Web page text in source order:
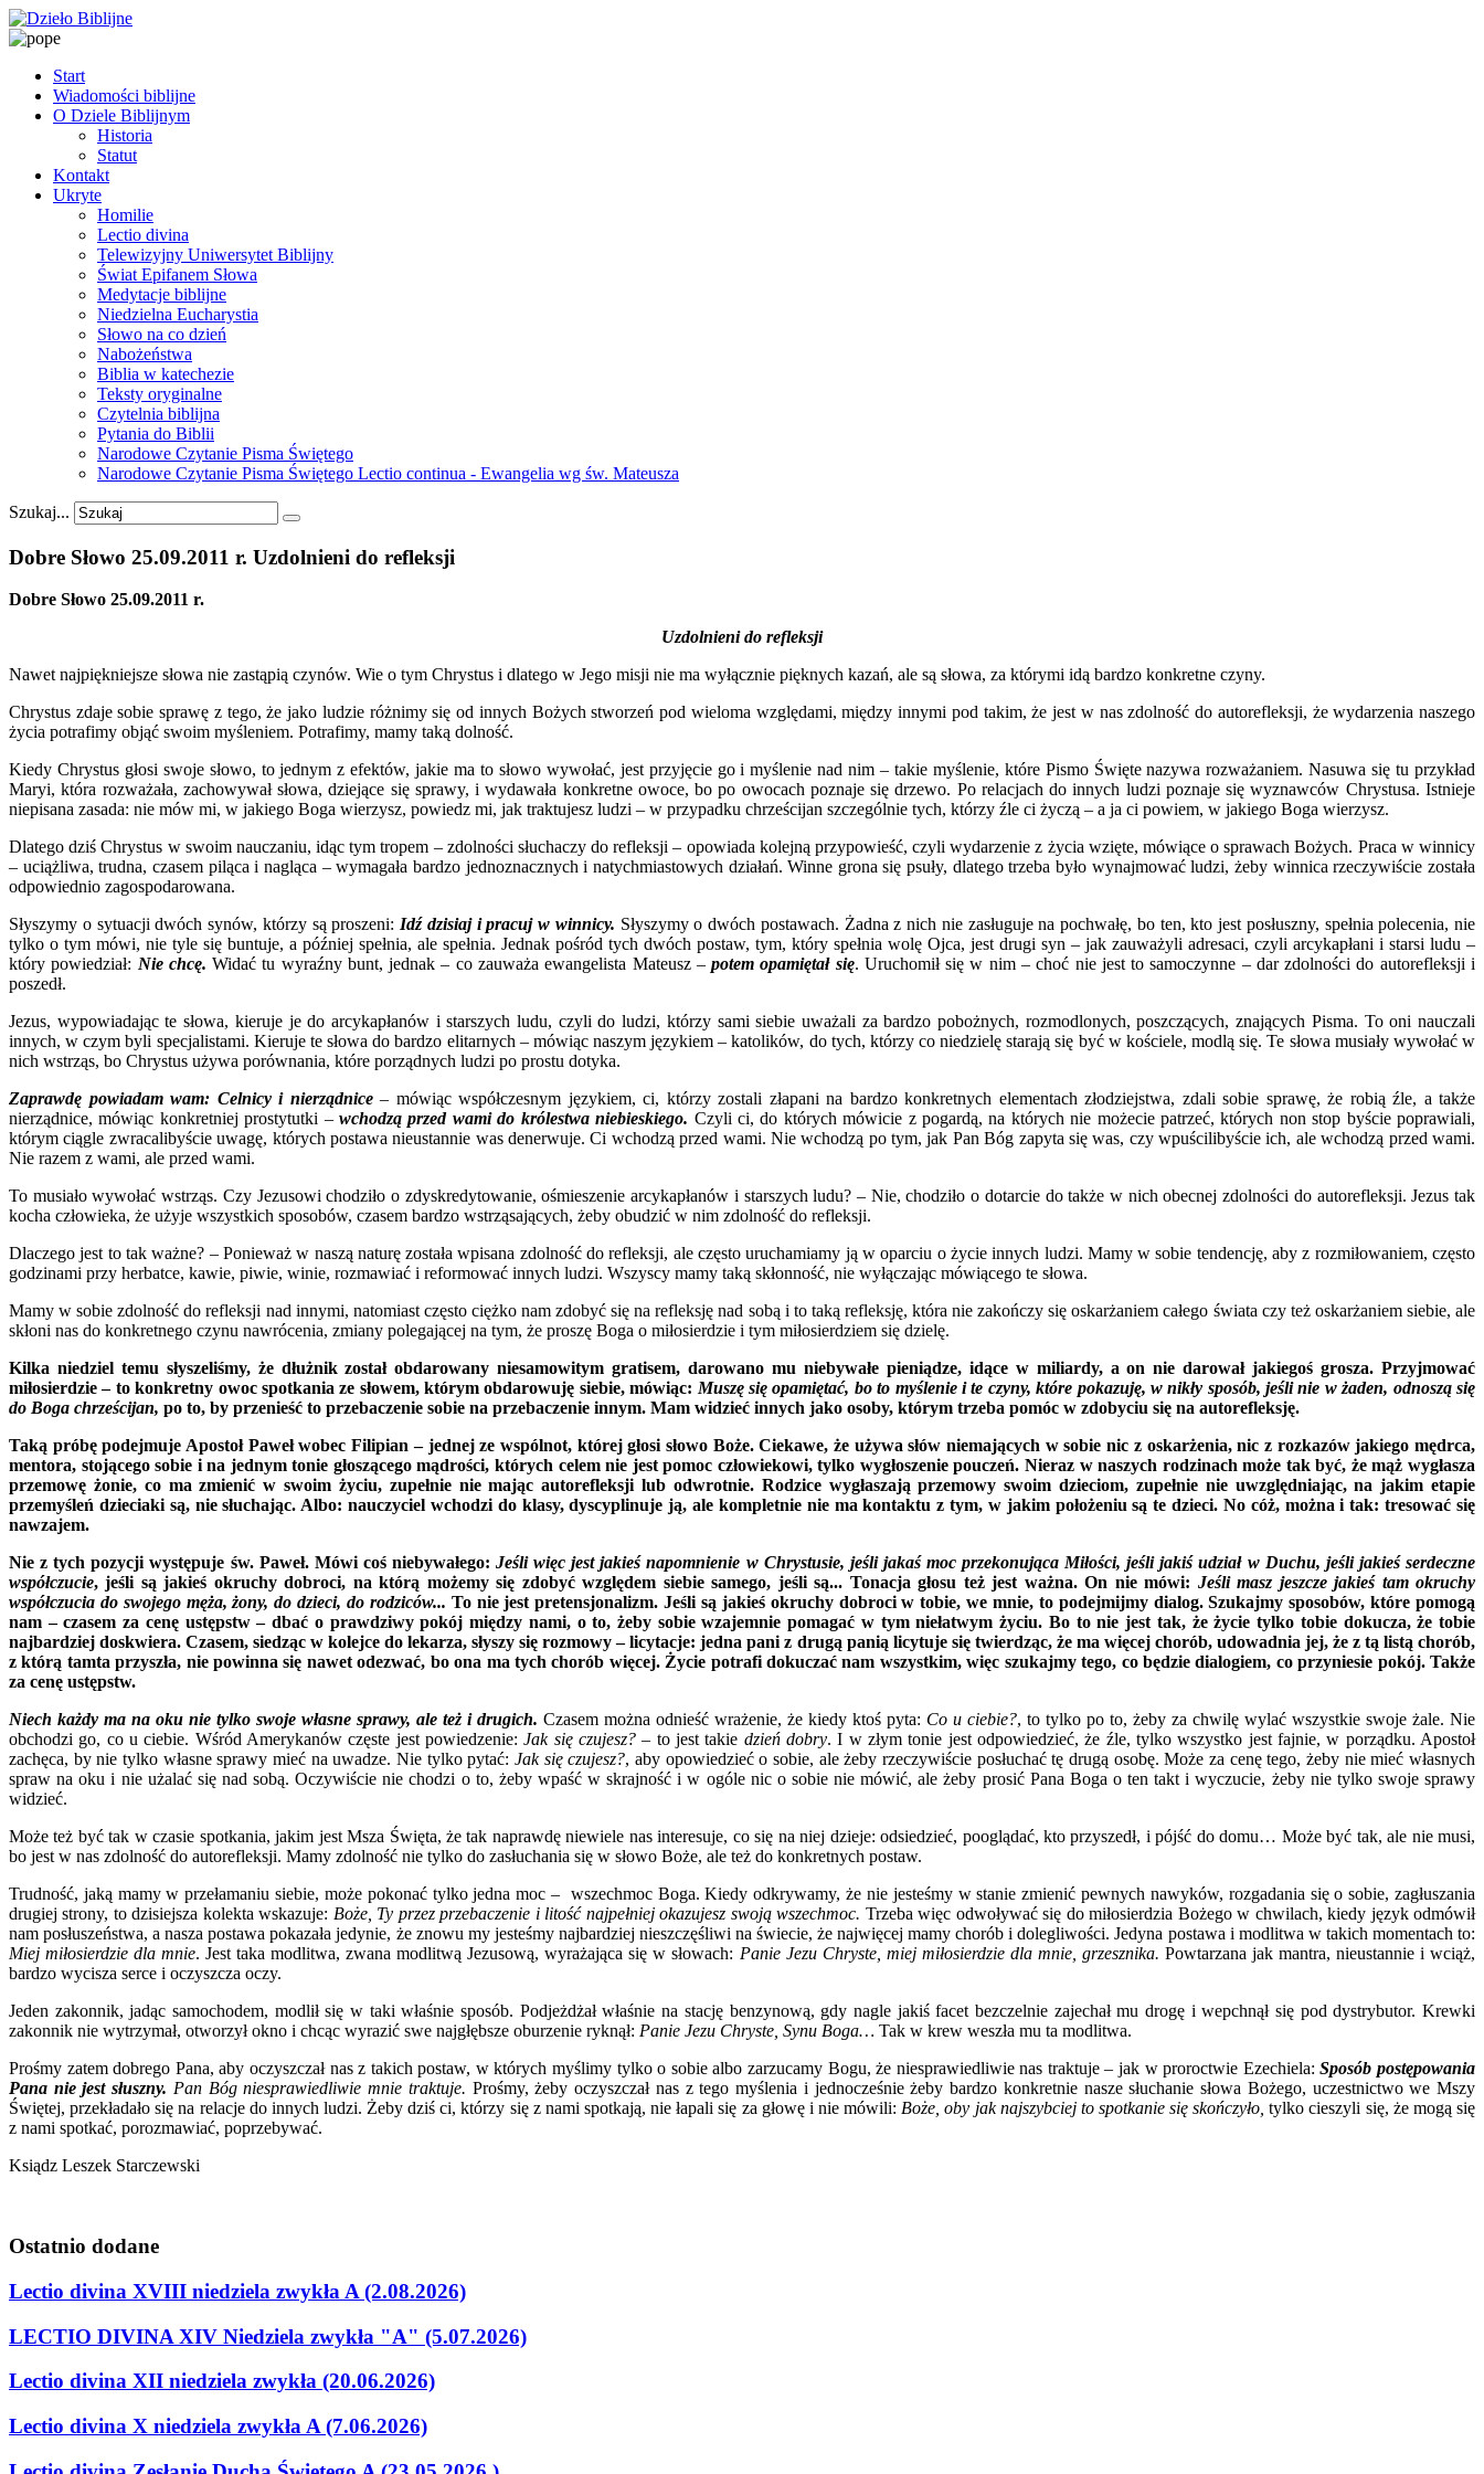
Start
Wiadomości biblijne
O Dziele Biblijnym
Historia
Statut
Kontakt
Ukryte
Homilie
Lectio divina
Telewizyjny Uniwersytet Biblijny
Świat Epifanem Słowa
Medytacje biblijne
Niedzielna Eucharystia
Słowo na co dzień
Nabożeństwa
Biblia w katechezie
Teksty oryginalne
Czytelnia biblijna
Pytania do Biblii
Narodowe Czytanie Pisma Świętego
Narodowe Czytanie Pisma Świętego Lectio continua - Ewangelia wg św. Mateusza
Szukaj...
Dobre Słowo 25.09.2011 r. Uzdolnieni do refleksji
Dobre Słowo 25.09.2011 r.
Uzdolnieni do refleksji
Nawet najpiękniejsze słowa nie zastąpią czynów. Wie o tym Chrystus i dlatego w Jego misji nie ma wyłącznie pięknych kazań, ale są słowa, za którymi idą bardzo konkretne czyny.
Chrystus zdaje sobie sprawę z tego, że jako ludzie różnimy się od innych Bożych stworzeń pod wieloma względami, między innymi pod takim, że jest w nas zdolność do autorefleksji, że wydarzenia naszego
życia potrafimy objąć swoim myśleniem. Potrafimy, mamy taką dolność.
Kiedy Chrystus głosi swoje słowo, to jednym z efektów, jakie ma to słowo wywołać, jest przyjęcie go i myślenie nad nim – takie myślenie, które Pismo Święte nazywa rozważaniem. Nasuwa się tu przykład
Maryi, która rozważała, zachowywał słowa, dziejące się sprawy, i wydawała konkretne owoce, bo po owocach poznaje się drzewo. Po relacjach do innych ludzi poznaje się wyznawców Chrystusa. Istnieje
niepisana zasada: nie mów mi, w jakiego Boga wierzysz, powiedz mi, jak traktujesz ludzi – w przypadku chrześcijan szczególnie tych, którzy źle ci życzą – a ja ci powiem, w jakiego Boga wierzysz.
Dlatego dziś Chrystus w swoim nauczaniu, idąc tym tropem – zdolności słuchaczy do refleksji – opowiada kolejną przypowieść, czyli wydarzenie z życia wzięte, mówiące o sprawach Bożych. Praca w winnicy
– uciążliwa, trudna, czasem piląca i nagląca – wymagała bardzo jednoznacznych i natychmiastowych działań. Winne grona się psuły, dlatego trzeba było wynajmować ludzi, żeby winnica rzeczywiście została
odpowiednio zagospodarowana.
Słyszymy o sytuacji dwóch synów, którzy są proszeni: Idź dzisiaj i pracuj w winnicy. Słyszymy o dwóch postawach. Żadna z nich nie zasługuje na pochwałę, bo ten, kto jest posłuszny, spełnia polecenia, nie
tylko o tym mówi, nie tyle się buntuje, a później spełnia, ale spełnia. Jednak pośród tych dwóch postaw, tym, który spełnia wolę Ojca, jest drugi syn – jak zauważyli adresaci, czyli arcykapłani i starsi ludu –
który powiedział: Nie chcę. Widać tu wyraźny bunt, jednak – co zauważa ewangelista Mateusz –potem opamiętał się. Uruchomił się w nim – choć nie jest to samoczynne – dar zdolności do autorefleksji i
poszedł.
Jezus, wypowiadając te słowa, kieruje je do arcykapłanów i starszych ludu, czyli do ludzi, którzy sami siebie uważali za bardzo pobożnych, rozmodlonych, poszczących, znających Pisma. To oni nauczali
innych, w czym byli specjalistami. Kieruje te słowa do bardzo elitarnych – mówiąc naszym językiem – katolików, do tych, którzy co niedzielę starają się być w kościele, modlą się. Te słowa musiały wywołać w
nich wstrząs, bo Chrystus używa porównania, które porządnych ludzi po prostu dotyka.
Zaprawdę powiadam wam: Celnicy i nierządnice– mówiąc współczesnym językiem, ci, którzy zostali złapani na bardzo konkretnych elementach złodziejstwa, zdali sobie sprawę, że robią źle, a także
nierządnice, mówiąc konkretniej prostytutki –wchodzą przed wami do królestwa niebieskiego. Czyli ci, do których mówicie z pogardą, na których nie możecie patrzeć, których non stop byście poprawiali,
którym ciągle zwracalibyście uwagę, których postawa nieustannie was denerwuje. Ci wchodzą przed wami. Nie wchodzą po tym, jak Pan Bóg zapyta się was, czy wpuścilibyście ich, ale wchodzą przed wami.
Nie razem z wami, ale przed wami.
To musiało wywołać wstrząs. Czy Jezusowi chodziło o zdyskredytowanie, ośmieszenie arcykapłanów i starszych ludu? – Nie, chodziło o dotarcie do także w nich obecnej zdolności do autorefleksji. Jezus tak
kocha człowieka, że użyje wszystkich sposobów, czasem bardzo wstrząsających, żeby obudzić w nim zdolność do refleksji.
Dlaczego jest to tak ważne? – Ponieważ w naszą naturę została wpisana zdolność do refleksji, ale często uruchamiamy ją w oparciu o życie innych ludzi. Mamy w sobie tendencję, aby z rozmiłowaniem, często
godzinami przy herbatce, kawie, piwie, winie, rozmawiać i reformować innych ludzi. Wszyscy mamy taką skłonność, nie wyłączając mówiącego te słowa.
Mamy w sobie zdolność do refleksji nad innymi, natomiast często ciężko nam zdobyć się na refleksję nad sobą i to taką refleksję, która nie zakończy się oskarżaniem całego świata czy też oskarżaniem siebie, ale
skłoni nas do konkretnego czynu nawrócenia, zmiany polegającej na tym, że proszę Boga o miłosierdzie i tym miłosierdziem się dzielę.
Kilka niedziel temu słyszeliśmy, że dłużnik został obdarowany niesamowitym gratisem, darowano mu niebywałe pieniądze, idące w miliardy, a on nie darował jakiegoś grosza. Przyjmować
miłosierdzie – to konkretny owoc spotkania ze słowem, którym obdarowuję siebie, mówiąc:Muszę się opamiętać, bo to myślenie i te czyny, które pokazuję, w nikły sposób, jeśli nie w żaden, odnoszą się
do Boga chrześcijan, po to, by przenieść to przebaczenie sobie na przebaczenie innym. Mam widzieć innych jako osoby, którym trzeba pomóc w zdobyciu się na autorefleksję.
Taką próbę podejmuje Apostoł Paweł wobec Filipian – jednej ze wspólnot, której głosi słowo Boże. Ciekawe, że używa słów niemających w sobie nic z oskarżenia, nic z rozkazów jakiego mędrca,
mentora, stojącego sobie i na jednym tonie głoszącego mądrości, których celem nie jest pomoc człowiekowi, tylko wygłoszenie pouczeń. Nieraz w naszych rodzinach może tak być, że mąż wygłasza
przemowę żonie, co ma zmienić w swoim życiu, zupełnie nie mając autorefleksji lub odwrotnie. Rodzice wygłaszają przemowy swoim dzieciom, zupełnie nie uwzględniając, na jakim etapie
przemyśleń dzieciaki są, nie słuchając. Albo: nauczyciel wchodzi do klasy, dyscyplinuje ją, ale kompletnie nie ma kontaktu z tym, w jakim położeniu są te dzieci. No cóż, można i tak: tresować się
nawzajem.
Nie z tych pozycji występuje św. Paweł. Mówi coś niebywałego:Jeśli więc jest jakieś napomnienie w Chrystusie, jeśli jakaś moc przekonująca Miłości, jeśli jakiś udział w Duchu, jeśli jakieś serdeczne
współczucie,jeśli są jakieś okruchy dobroci, na którą możemy się zdobyć względem siebie samego, jeśli są... Tonacja głosu też jest ważna. On nie mówi: Jeśli masz jeszcze jakieś tam okruchy
współczucia do swojego męża, żony, do dzieci, do rodziców... To nie jest pretensjonalizm. Jeśli są jakieś okruchy dobroci w tobie, we mnie, to podejmijmy dialog. Szukajmy sposobów, które pomogą
nam – czasem za cenę ustępstw – dbać o prawdziwy pokój między nami, o to, żeby sobie wzajemnie pomagać w tym niełatwym życiu. Bo to nie jest tak, że życie tylko tobie dokucza, że tobie
najbardziej doskwiera. Czasem, siedząc w kolejce do lekarza, słyszy się rozmowy – licytacje: jedna pani z drugą panią licytuje się twierdząc, że ma więcej chorób, udowadnia jej, że z tą listą chorób,
z którą tamta przyszła, nie powinna się nawet odezwać, bo ona ma tych chorób więcej. Życie potrafi dokuczać nam wszystkim, więc szukajmy tego, co będzie dialogiem, co przyniesie pokój. Także
za cenę ustępstw.
Niech każdy ma na oku nie tylko swoje własne sprawy, ale też i drugich. Czasem można odnieść wrażenie, że kiedy ktoś pyta: Co u ciebie?, to tylko po to, żeby za chwilę wylać wszystkie swoje żale. Nie
obchodzi go, co u ciebie. Wśród Amerykanów częste jest powiedzenie:Jak się czujesz? – to jest takie dzień dobry. I w złym tonie jest odpowiedzieć, że źle, tylko wszystko jest fajnie, w porządku. Apostoł
zachęca, by nie tylko własne sprawy mieć na uwadze. Nie tylko pytać: Jak się czujesz?, aby opowiedzieć o sobie, ale żeby rzeczywiście posłuchać tę drugą osobę. Może za cenę tego, żeby nie mieć własnych
spraw na oku i nie użalać się nad sobą. Oczywiście nie chodzi o to, żeby wpaść w skrajność i w ogóle nic o sobie nie mówić, ale żeby prosić Pana Boga o ten takt i wyczucie, żeby nie tylko swoje sprawy
widzieć.
Może też być tak w czasie spotkania, jakim jest Msza Święta, że tak naprawdę niewiele nas interesuje, co się na niej dzieje: odsiedzieć, pooglądać, kto przyszedł, i pójść do domu… Może być tak, ale nie musi,
bo jest w nas zdolność do autorefleksji. Mamy zdolność nie tylko do zasłuchania się w słowo Boże, ale też do konkretnych postaw.
Trudność, jaką mamy w przełamaniu siebie, może pokonać tylko jedna moc – wszechmoc Boga. Kiedy odkrywamy, że nie jesteśmy w stanie zmienić pewnych nawyków, rozgadania się o sobie, zagłuszania
drugiej strony, to dzisiejsza kolekta wskazuje: Boże, Ty przez przebaczenie i litość najpełniej okazujesz swoją wszechmoc. Trzeba więc odwoływać się do miłosierdzia Bożego w chwilach, kiedy język odmówił
nam posłuszeństwa, a nasza postawa pokazała jedynie, że znowu my jesteśmy najbardziej nieszczęśliwi na świecie, że najwięcej mamy chorób i dolegliwości. Jedyna postawa i modlitwa w takich momentach to:
Miej miłosierdzie dla mnie. Jest taka modlitwa, zwana modlitwą Jezusową, wyrażająca się w słowach: Panie Jezu Chryste, miej miłosierdzie dla mnie, grzesznika. Powtarzana jak mantra, nieustannie i wciąż,
bardzo wycisza serce i oczyszcza oczy.
Jeden zakonnik, jadąc samochodem, modlił się w taki właśnie sposób. Podjeżdżał właśnie na stację benzynową, gdy nagle jakiś facet bezczelnie zajechał mu drogę i wepchnął się pod dystrybutor. Krewki
zakonnik nie wytrzymał, otworzył okno i chcąc wyrazić swe najgłębsze oburzenie ryknął: Panie Jezu Chryste, Synu Boga… Tak w krew weszła mu ta modlitwa.
Prośmy zatem dobrego Pana, aby oczyszczał nas z takich postaw, w których myślimy tylko o sobie albo zarzucamy Bogu, że niesprawiedliwie nas traktuje – jak w proroctwie Ezechiela:Sposób postępowania
Pana nie jest słuszny. Pan Bóg niesprawiedliwie mnie traktuje. Prośmy, żeby oczyszczał nas z tego myślenia i jednocześnie żeby bardzo konkretnie nasze słuchanie słowa Bożego, uczestnictwo we Mszy
Świętej, przekładało się na relacje do innych ludzi. Żeby dziś ci, którzy się z nami spotkają, nie łapali się za głowę i nie mówili:Boże, oby jak najszybciej to spotkanie się skończyło, tylko cieszyli się, że mogą się
z nami spotkać, porozmawiać, poprzebywać.
Ksiądz Leszek Starczewski
Ostatnio dodane
Lectio divina XVIII niedziela zwykła A (2.08.2026)
LECTIO DIVINA XIV Niedziela zwykła "A" (5.07.2026)
Lectio divina XII niedziela zwykła (20.06.2026)
Lectio divina X niedziela zwykła A (7.06.2026)